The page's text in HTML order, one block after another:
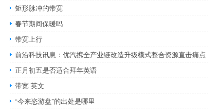
矩形脉冲的带宽
春节期间保暖吗
带宽上行
前沿科技讯息：优汽携全产业链改造升级模式整合资源直击痛点
正月初五是否适合拜年英语
带宽 英文
“今来恣游盘”的出处是哪里